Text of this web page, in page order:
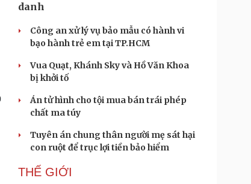
danh
Công an xử lý vụ bảo mẫu có hành vi
bạo hành trẻ em tại TP.HCM
Vua Quạt, Khánh Sky và Hồ Văn Khoa
bị khởi tố
Án tử hình cho tội mua bán trái phép
chất ma túy
Tuyên án chung thân người mẹ sát hại
con ruột để trục lợi tiền bảo hiểm
THẾ GIỚI